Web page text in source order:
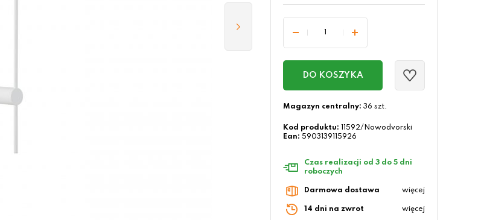
DO KOSZYKA
Magazyn centralny: 36 szt.
Kod produktu:
11592/Nowodvorski
Ean: 5903139115926
Czas realizacji od 3 do 5 dni
roboczych
Darmowa dostawa więcej
14 dni na zwrot więcej